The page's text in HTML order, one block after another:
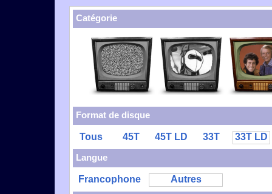
Catégorie
Format de disque
Tous 45T 45T LD 33T
33T LD
Langue
Francophone
Autres